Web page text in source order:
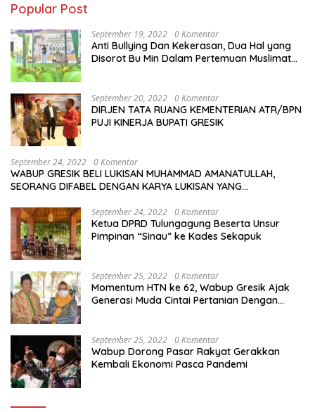
Popular Post
September 19, 2022 0 Komentar
Anti Bullying Dan Kekerasan, Dua Hal yang
Disorot Bu Min Dalam Pertemuan Muslimat
September 20, 2022 0 Komentar
DIRJEN TATA RUANG KEMENTERIAN ATR/BPN
PUJI KINERJA BUPATI GRESIK
September 24, 2022 0 Komentar
WABUP GRESIK BELI LUKISAN MUHAMMAD AMANATULLAH,
SEORANG DIFABEL DENGAN KARYA LUKISAN YANG
September 24, 2022 0 Komentar
Ketua DPRD Tulungagung Beserta Unsur
Pimpinan “Sinau” ke Kades Sekapuk
September 25, 2022 0 Komentar
Momentum HTN ke 62, Wabup Gresik Ajak
Generasi Muda Cintai Pertanian Dengan
September 25, 2022 0 Komentar
Wabup Dorong Pasar Rakyat Gerakkan
Kembali Ekonomi Pasca Pandemi